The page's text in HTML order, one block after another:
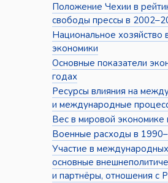
Положение Чехии в
свободы прессы в
Национальное хозяйство
экономики
Основные показатели
годах
Ресурсы влияния на
и международные
Вес в мировой
Военные расходы в
Участие в
основные
и партнёры, отношения с